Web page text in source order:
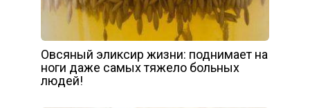
Овсяный эликсир жизни: поднимает на
ноги даже самых тяжело больных
людей!